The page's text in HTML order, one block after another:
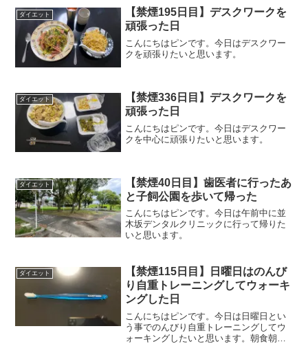
ダイエット
【禁煙195日目】デスクワークを
頑張った日
こんにちはピンです。今日はデスクワー
クを頑張りたいと思います。
ダイエット
【禁煙336日目】デスクワークを
頑張った日
こんにちはピンです。今日はデスクワー
クを中心に頑張りたいと思います。
ダイエット
【禁煙40日目】歯医者に行ったあ
と子飼公園を歩いて帰った
こんにちはピンです。今日は午前中に並
木坂デンタルクリニックに行って帰りた
いと思います。
ダイエット
【禁煙115日目】日曜日はのんび
り自重トレーニングしてウォーキ
ングした日
こんにちはピンです。今日は日曜日とい
う事でのんびり自重トレーニングしてウ
ォーキングしたいと思います。朝食朝食